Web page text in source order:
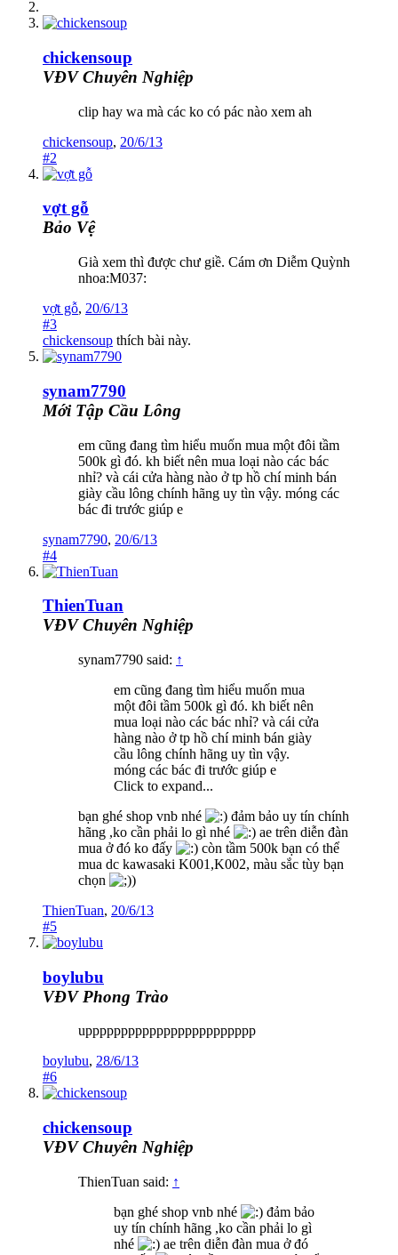
chickensoup
VĐV Chuyên Nghiệp
clip hay wa mà các ko có pác nào xem ah
chickensoup, 20/6/13
#2
vợt gỗ
Bảo Vệ
Già xem thì được chư giề. Cám ơn Diễm Quỳnh
nhoa:M037:
vợt gỗ, 20/6/13
#3
chickensoup thích bài này.
synam7790
Mới Tập Cầu Lông
em cũng đang tìm hiểu muốn mua một đôi tầm
500k gì đó. kh biết nên mua loại nào các bác
nhỉ? và cái cửa hàng nào ở tp hồ chí minh bán
giày cầu lông chính hãng uy tìn vậy. móng các
bác đi trước giúp e
synam7790, 20/6/13
#4
ThienTuan
VĐV Chuyên Nghiệp
synam7790 said: ↑
em cũng đang tìm hiểu muốn mua
một đôi tầm 500k gì đó. kh biết nên
mua loại nào các bác nhỉ? và cái cửa
hàng nào ở tp hồ chí minh bán giày
cầu lông chính hãng uy tìn vậy.
móng các bác đi trước giúp e
Click to expand...
bạn ghé shop vnb nhé
đảm bảo uy tín chính
hãng ,ko cần phải lo gì nhé
ae trên diễn đàn
mua ở đó ko đấy
còn tầm 500k bạn có thể
mua dc kawasaki K001,K002, màu sắc tùy bạn
chọn
)
ThienTuan, 20/6/13
#5
boylubu
VĐV Phong Trào
upppppppppppppppppppppppp
boylubu, 28/6/13
#6
chickensoup
VĐV Chuyên Nghiệp
ThienTuan said: ↑
bạn ghé shop vnb nhé
đảm bảo
uy tín chính hãng ,ko cần phải lo gì
nhé
ae trên diễn đàn mua ở đó